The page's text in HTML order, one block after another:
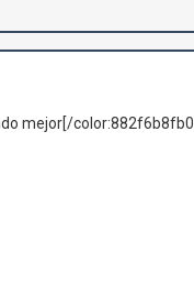
mejor[/color:882f6b8fb0]